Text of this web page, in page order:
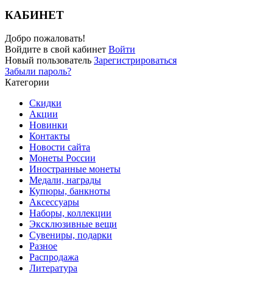
КАБИНЕТ
Добро пожаловать!
Войдите в свой кабинет Войти
Новый пользователь Зарегистрироваться
Забыли пароль?
Категории
Скидки
Акции
Новинки
Контакты
Новости сайта
Монеты России
Иностранные монеты
Медали, награды
Купюры, банкноты
Аксессуары
Наборы, коллекции
Эксклюзивные вещи
Сувениры, подарки
Разное
Распродажа
Литература